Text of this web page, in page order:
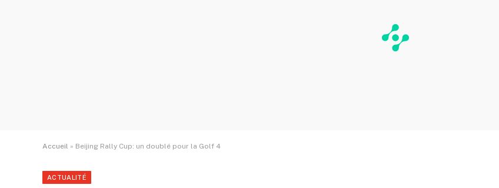
Accueil » Beijing Rally Cup: un doublé pour la Golf 4
ACTUALITÉ